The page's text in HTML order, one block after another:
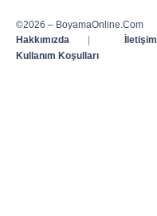
©2026 – BoyamaOnline.Com
Hakkımızda
| İletişim
Kullanım Koşulları